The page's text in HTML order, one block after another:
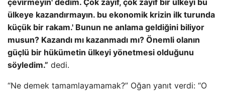
ülkeye kazandırmayın. bu ekonomik krizin ilk turunda
küçük bir rakam.' Bunun ne anlama geldiğini biliyor
musun? Kazandı mı kazanmadı mı? Önemli olanın
güçlü bir hükümetin ülkeyi yönetmesi olduğunu
söyledim.” dedi.
“Ne demek tamamlayamamak?” Oğan yanıt verdi: “O